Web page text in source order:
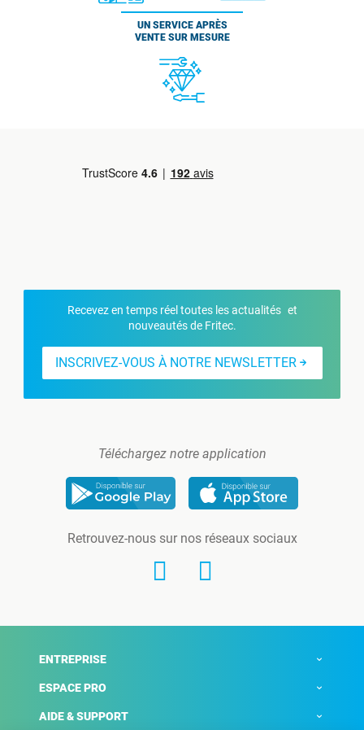
UN SERVICE APRÈS
VENTE SUR MESURE
Recevez en temps réel toutes les actualités et
nouveautés de Fritec.
INSCRIVEZ-VOUS À NOTRE NEWSLETTER
Téléchargez notre application
Retrouvez-nous sur nos réseaux sociaux
ENTREPRISE
ESPACE PRO
AIDE & SUPPORT